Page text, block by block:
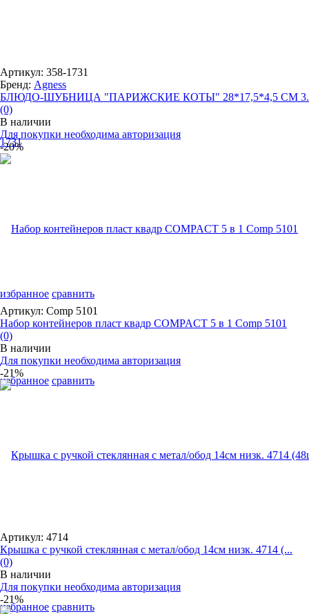
избранное сравнить
Артикул: 358-1731
Бренд: Agness
БЛЮДО-ШУБНИЦА "ПАРИЖСКИЕ КОТЫ" 28*17,5*4,5 СМ
(0)
В наличии
Для покупки необходима авторизация
-20%
избранное сравнить
Артикул: Comp 5101
Набор контейнеров пласт квадр COMPACT 5 в 1 Comp 5101
(0)
В наличии
Для покупки необходима авторизация
-21%
избранное сравнить
Артикул: 4714
Крышка с ручкой стеклянная с метал/обод 14см низк. 4714 (...
(0)
В наличии
Для покупки необходима авторизация
-21%